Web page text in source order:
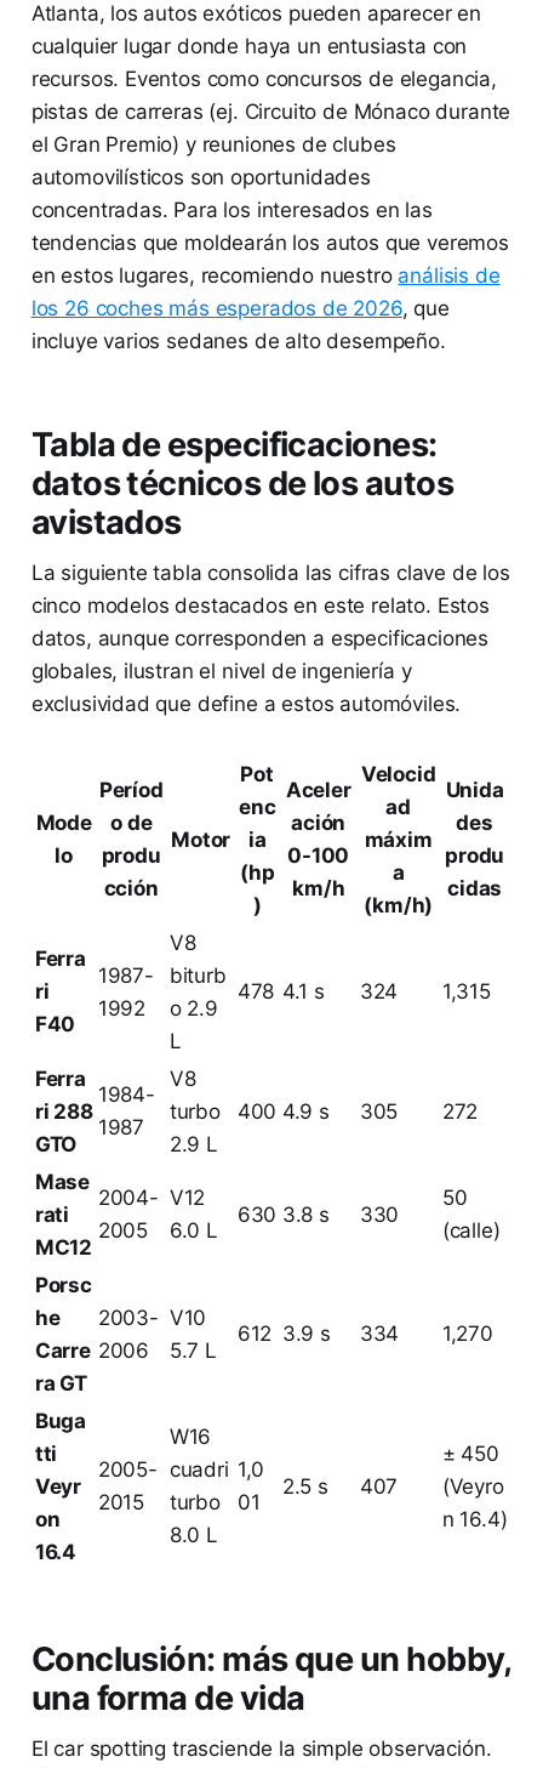
Atlanta, los autos exóticos pueden aparecer en
cualquier lugar donde haya un entusiasta con
recursos. Eventos como concursos de elegancia,
pistas de carreras (ej. Circuito de Mónaco durante
el Gran Premio) y reuniones de clubes
automovilísticos son oportunidades
concentradas. Para los interesados en las
tendencias que moldearán los autos que veremos
en estos lugares, recomiendo nuestro análisis de
los 26 coches más esperados de 2026, que
incluye varios sedanes de alto desempeño.
Tabla de especificaciones:
datos técnicos de los autos
avistados
La siguiente tabla consolida las cifras clave de los
cinco modelos destacados en este relato. Estos
datos, aunque corresponden a especificaciones
globales, ilustran el nivel de ingeniería y
exclusividad que define a estos automóviles.
Mode
lo
Períod
o de
produ
cción
Motor
Pot
enc
ia
(hp
)
Aceler
ación
0-100
km/h
Velocid
ad
máxim
a
(km/h)
Unida
des
produ
cidas
Ferra
ri
F40
1987-
1992
V8
biturb
o 2.9
L
478 4.1 s 324 1,315
Ferra
ri 288
GTO
1984-
1987
V8
turbo
2.9 L
400 4.9 s 305 272
Mase
rati
MC12
2004-
2005
V12
6.0 L
630 3.8 s 330
50
(calle)
Porsc
he
Carre
ra GT
2003-
2006
V10
5.7 L
612 3.9 s 334 1,270
Buga
tti
Veyr
on
16.4
2005-
2015
W16
cuadri
turbo
8.0 L
1,0
01
2.5 s 407
± 450
(Veyro
n 16.4)
Conclusión: más que un hobby,
una forma de vida
El car spotting trasciende la simple observación.